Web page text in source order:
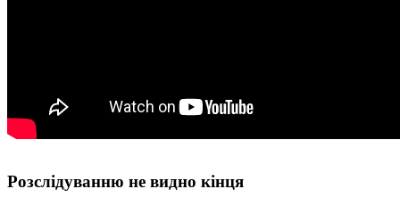
Розслідуванню не видно кінця